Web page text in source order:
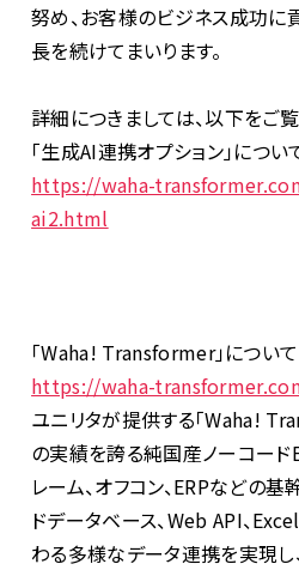
努め、お客様のビジネス成功に
長を続けてまいります。
詳細につきましては、以下をご覧
「生成AI連携オプション」につい
https://waha-
ai2.html
「Waha! Transformer」につい
https://waha-
ユニリタが提供する「Waha!
の実績を誇る純国産ノーコード
レーム、オフコン、ERPなどの基
ドデータベース、Web API、Excel
わる多様なデータ連携を実現し